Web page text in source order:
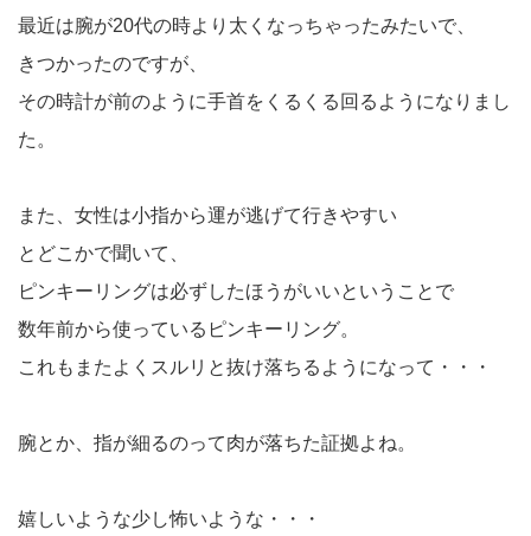
最近は腕が20代の時より太くなっちゃったみたいで、
きつかったのですが、
その時計が前のように手首をくるくる回るようになりまし
た。
また、女性は小指から運が逃げて行きやすい
とどこかで聞いて、
ピンキーリングは必ずしたほうがいいということで
数年前から使っているピンキーリング。
これもまたよくスルリと抜け落ちるようになって・・・
腕とか、指が細るのって肉が落ちた証拠よね。
嬉しいような少し怖いような・・・